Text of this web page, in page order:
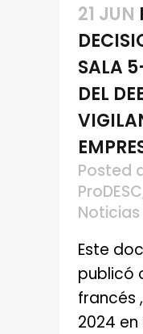
21 JUN
SALA
DEL
Posted
ProDESC
Noticias
Este
publicó
francés
2024 en